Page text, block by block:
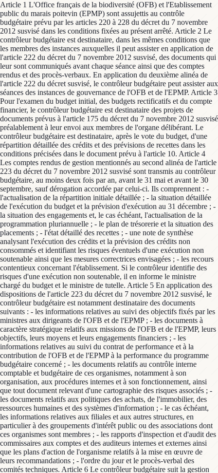
Article 1 L'Office français de la biodiversité (OFB) et l'Etablissement
public du marais poitevin (EPMP) sont assujettis au contrôle
budgétaire prévu par les articles 220 à 228 du décret du 7 novembre
2012 susvisé dans les conditions fixées au présent arrêté. Article 2 Le
contrôleur budgétaire est destinataire, dans les mêmes conditions que
les membres des instances auxquelles il peut assister en application de
l'article 222 du décret du 7 novembre 2012 susvisé, des documents qui
leur sont communiqués avant chaque séance ainsi que des comptes
rendus et des procès-verbaux. En application du deuxième alinéa de
l'article 222 du décret susvisé, le contrôleur budgétaire peut assister aux
séances des instances de gouvernance de l'OFB et de l'EPMP. Article 3
Pour l'examen du budget initial, des budgets rectificatifs et du compte
financier, le contrôleur budgétaire est destinataire des projets de
documents prévus à l'article 175 du décret du 7 novembre 2012 susvisé
préalablement à leur envoi aux membres de l'organe délibérant. Le
contrôleur budgétaire est destinataire, après le vote du budget, d'une
répartition détaillée des crédits et des prévisions de recettes dans les
conditions précisées dans le document prévu à l'article 10. Article 4
Les comptes rendus de gestion mentionnés au second alinéa de l'article
223 du décret du 7 novembre 2012 susvisé sont transmis au contrôleur
budgétaire, au moins deux fois par an, avant le 31 mai et avant le 30
septembre, sauf dérogation accordée par celui-ci. Ils comprennent : -
l'actualisation de la répartition initiale détaillée ; - la situation détaillée
de l'exécution du budget et la prévision d'exécution au 31 décembre ; -
la situation des engagements et, le cas échéant, l'actualisation de la
programmation pluriannuelle ; - le plan de trésorerie et la situation des
placements ; - l'état détaillé des recettes ; - une note de synthèse
analysant l'exécution des crédits et la prévision des crédits non
consommés et identifiant les risques éventuels d'une exécution non
soutenable ainsi que les mesures correctrices envisagées ; - les recours
contentieux concernant l'établissement. Si le contrôleur identifie des
risques d'une exécution non soutenable, il en informe le ministre
chargé du budget et le ministre de tutelle. Article 5 En application des
dispositions de l'article 223 du décret du 7 novembre 2012 susvisé, le
contrôleur budgétaire est notamment destinataire des documents
suivants : - les informations relatives au suivi des objectifs fixés par les
ministres aux dirigeants de l'OFB et de l'EPMP ; - les documents à
caractère stratégique relatifs aux missions de l'OFB et de l'EPMP, leurs
objectifs, leurs moyens et leurs engagements financiers ; - les
informations relatives au suivi du contrat de performance et à la
contribution de l'OFB et de l'EPMP à la performance du programme
budgétaire concerné ; - les documents relatifs au contrôle interne
comptable et budgétaire de ces organismes, notamment à son
organisation, aux procédures internes et à son fonctionnement, ainsi
que tout document relevant d'une cartographie des risques associés ; -
les documents relatifs aux politiques des achats, de l'immobilier, des
ressources humaines et des systèmes d'information ; - le cas échéant,
les informations relatives aux filiales et aux autres structures, en
particulier à des groupements d'intérêt public ou des associations dont
ces organismes sont membres ; - les rapports d'inspection et d'audit des
commissaires aux comptes et des auditeurs internes et externes ainsi
que les plans d'action de l'organisme relatifs à la mise en œuvre de
leurs recommandations ; - l'ordre du jour et le procès-verbal des
comités techniques. Article 6 Le contrôleur budgétaire suit la gestion